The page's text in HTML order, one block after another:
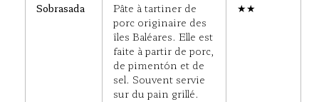
Sobrasada
Pâte à tartiner de
porc originaire des
îles Baléares. Elle est
faite à partir de porc,
de pimentón et de
sel. Souvent servie
sur du pain grillé.
★★